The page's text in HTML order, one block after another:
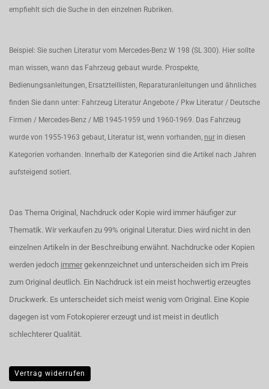
empfiehlt sich die Suche in den einzelnen Rubriken.
Beispiel: Sie suchen Literatur vom Mercedes-Benz W 198 (SL 300). Hier sollte
man wissen, wann das Fahrzeug gebaut wurde. Prospekte,
Bedienungsanleitungen, Ersatzteillisten, Reparaturanleitungen und ähnliches
finden Sie dann unter: Fahrzeug Literatur Angebote / Pkw Literatur / Deutsche
Firmen / Mercedes-Benz / MB 1945-1959 und 1960-1969. Das Fahrzeug
wurde von 1955-1963 gebaut, Literatur ist, wenn vorhanden, nur in diesen
Kategorien vorhanden. Innerhalb der Kategorien sind die Artikel nach Jahren
aufsteigend sotiert.
Das Thema Original, Nachdruck oder Kopie wird immer häufiger zur
Thematik. Wir verkaufen zu 99% original Literatur. Dies wird nicht in den
einzelnen Artikeln in der Beschreibung erwähnt. Nachdrucke oder Kopien
werden jedoch immer gekennzeichnet und unterscheiden sich im Preis
zum Original deutlich. Ein Nachdruck ist ein meist hochwertig erzeugtes
Druckwerk. Es unterscheidet sich meist wenig vom Original. Eine Kopie
dagegen ist vom Fotokopierer erzeugt und ist meist in deutlich
schlechterer Qualität.
Vertrag widerrufen